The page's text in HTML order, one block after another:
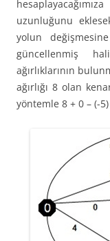
uzunluğunu
yolun
güncellenmiş
ağırlıklarının
ağırlığı 8 olan
yöntemle 8 + 0 – (-